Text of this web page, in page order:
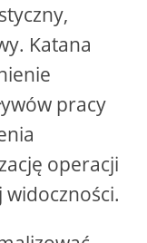
Katana
pracy
operacji
widoczności.